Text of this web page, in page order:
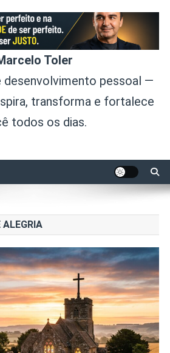
Toler
desenvolvimento pessoal —
transforma e fortalece
todos os dias.